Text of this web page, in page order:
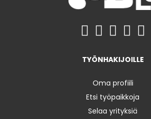
TYÖNHAKIJOILLE
Oma profiili
Etsi työpaikkoja
Selaa yrityksiä